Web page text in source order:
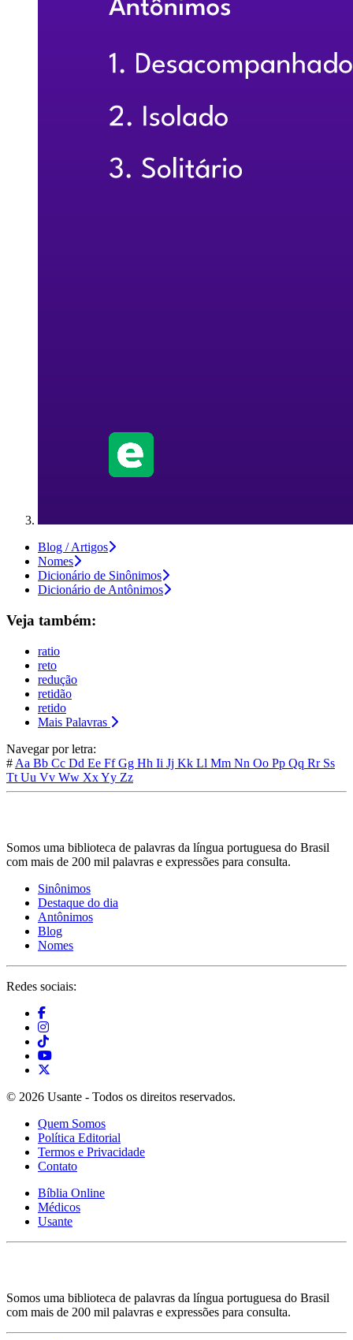
Blog / Artigos
Nomes
Dicionário de Sinônimos
Dicionário de Antônimos
Veja também:
ratio
reto
redução
retidão
retido
Mais Palavras
Navegar por letra:
# Aa Bb Cc Dd Ee FfGg Hh Ii Jj Kk Ll Mm Nn Oo Pp Qq Rr Ss
Tt Uu Vv Ww XxYy Zz
Somos uma biblioteca de palavras da língua portuguesa do Brasil
com mais de 200 mil palavras e expressões para consulta.
Sinônimos
Destaque do dia
Antônimos
Blog
Nomes
Redes sociais:
© 2026 Usante - Todos os direitos reservados.
Quem Somos
Política Editorial
Termos e Privacidade
Contato
Bíblia Online
Médicos
Usante
Somos uma biblioteca de palavras da língua portuguesa do Brasil
com mais de 200 mil palavras e expressões para consulta.